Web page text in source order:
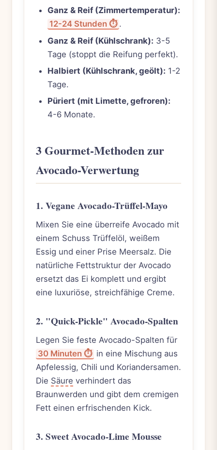
Ganz & Reif (Zimmertemperatur):
12-24 Stunden ⏱️ .
Ganz & Reif (Kühlschrank): 3-5
Tage (stoppt die Reifung perfekt).
Halbiert (Kühlschrank, geölt): 1-2
Tage.
Püriert (mit Limette, gefroren):
4-6 Monate.
3 Gourmet-Methoden zur
Avocado-Verwertung
1. Vegane Avocado-Trüffel-Mayo
Mixen Sie eine überreife Avocado mit
einem Schuss Trüffelöl, weißem
Essig und einer Prise Meersalz. Die
natürliche Fettstruktur der Avocado
ersetzt das Ei komplett und ergibt
eine luxuriöse, streichfähige Creme.
2. "Quick-Pickle" Avocado-Spalten
Legen Sie feste Avocado-Spalten für
30 Minuten ⏱️ in eine Mischung aus
Apfelessig, Chili und Koriandersamen.
Die Säure verhindert das
Braunwerden und gibt dem cremigen
Fett einen erfrischenden Kick.
3. Sweet Avocado-Lime Mousse